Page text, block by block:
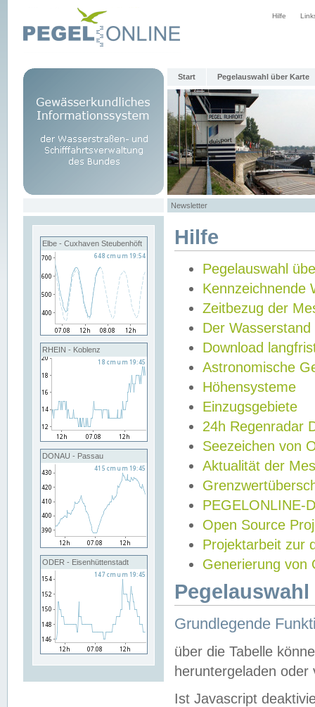
Hilfe
Start Pegelauswahl über Karte
Newsletter
Elbe - Cuxhaven Steubenhöft
RHEIN - Koblenz
DONAU - Passau
ODER - Eisenhüttenstadt
Hilfe
Pegelauswahl
Kennzeichnende
Zeitbezug der
Der Wasserstand
Download
Astronomische
Höhensysteme
Einzugsgebiete
24h Regenradar
Seezeichen von
Aktualität der
PEGELONLINE-
Open Source
Projektarbeit zur
Generierung von
Grundlegende
über die Tabelle
heruntergeladen oder
Ist Javascript